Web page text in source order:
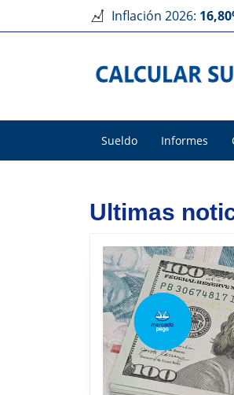
Inflación 2026:
Sueldo Informes
Ultimas